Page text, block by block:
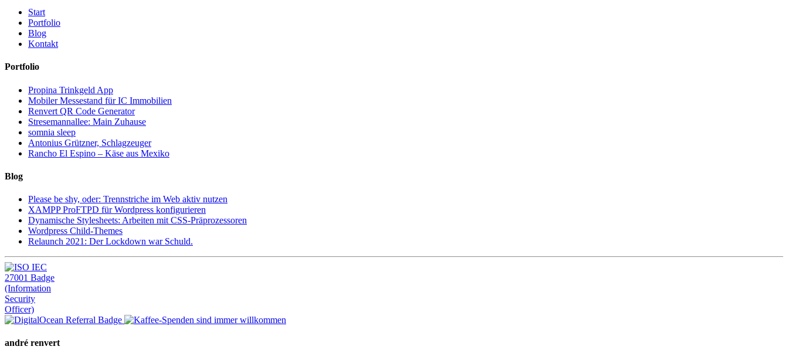
Start
Portfolio
Blog
Kontakt
Portfolio
Propina Trinkgeld App
Mobiler Messestand für IC Immobilien
Renvert QR Code Generator
Stresemannallee: Main Zuhause
somnia sleep
Antonius Grützner, Schlagzeuger
Rancho El Espino – Käse aus Mexiko
Blog
Please be shy, oder: Trennstriche im Web aktiv nutzen
XAMPP ProFTPD für Wordpress konfigurieren
Dynamische Stylesheets: Arbeiten mit CSS-Präprozessoren
Wordpress Child-Themes
Relaunch 2021: Der Lockdown war Schuld.
andré renvert